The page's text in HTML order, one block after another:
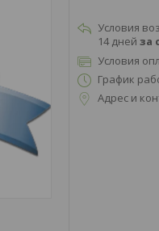
14 дней за
Условия
График
Адрес и